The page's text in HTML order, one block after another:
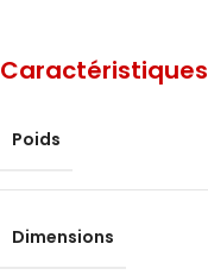
Caractéristiques
Poids
Dimensions